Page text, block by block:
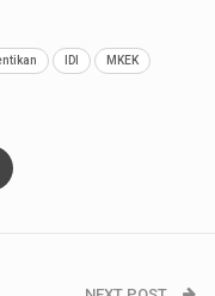
IDI MKEK